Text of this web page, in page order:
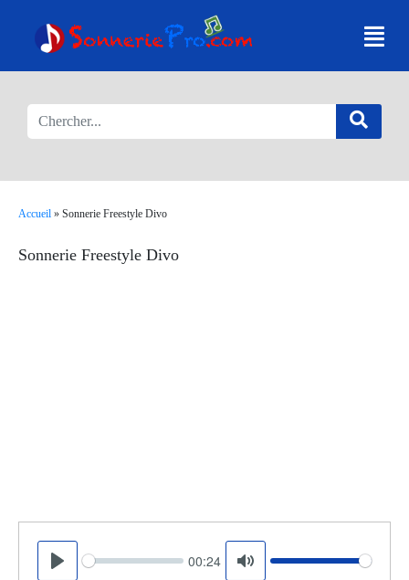
Accueil » Sonnerie Freestyle Divo
Sonnerie Freestyle Divo
Seek 00:24 Volume